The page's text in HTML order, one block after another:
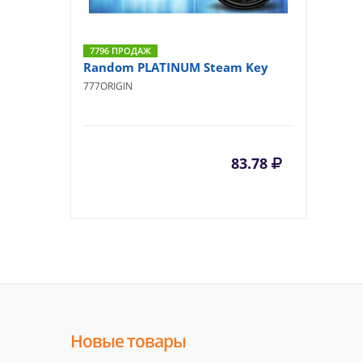
7796 ПРОДАЖ
Random PLATINUM Steam Key
777ORIGIN
83.78
Новые товары